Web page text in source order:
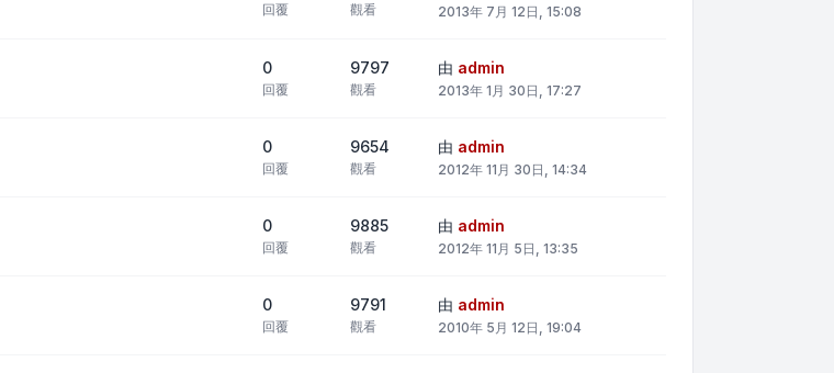
回覆 觀看 2013年 7月 12日, 15:08
0
回覆
9797
觀看
由 admin
2013年 1月 30日, 17:27
0
回覆
9654
觀看
由 admin
2012年 11月 30日, 14:34
0
回覆
9885
觀看
由 admin
2012年 11月 5日, 13:35
0
回覆
9791
觀看
由 admin
2010年 5月 12日, 19:04